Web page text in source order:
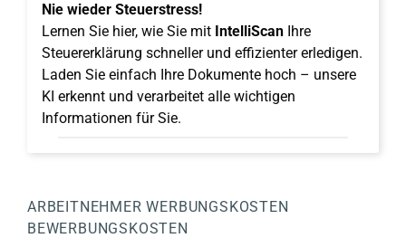
Nie wieder Steuerstress!
Lernen Sie hier, wie Sie mit IntelliScan Ihre
Steuererklärung schneller und effizienter erledigen.
Laden Sie einfach Ihre Dokumente hoch – unsere
KI erkennt und verarbeitet alle wichtigen
Informationen für Sie.
ARBEITNEHMER WERBUNGSKOSTEN
BEWERBUNGSKOSTEN